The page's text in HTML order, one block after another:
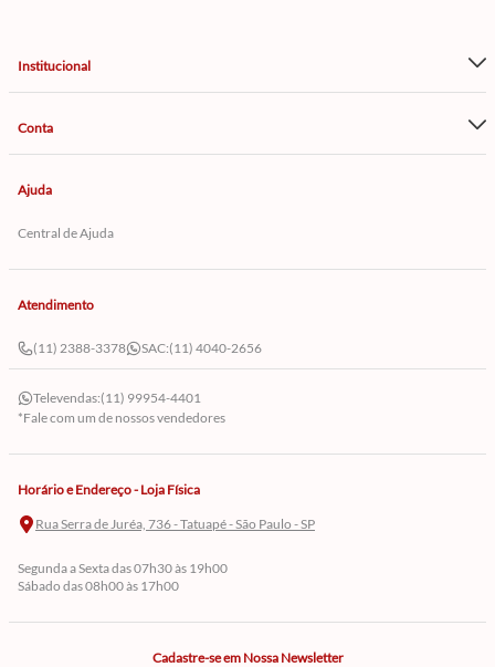
Institucional
Conta
Ajuda
Central de Ajuda
Atendimento
(11) 2388-3378 SAC:(11) 4040-2656
Televendas:(11) 99954-4401
*Fale com um de nossos vendedores
Horário e Endereço - Loja Física
Rua Serra de Juréa, 736 - Tatuapé - São Paulo - SP
Segunda a Sexta das 07h30 às 19h00
Sábado das 08h00 às 17h00
Cadastre-se em Nossa Newsletter